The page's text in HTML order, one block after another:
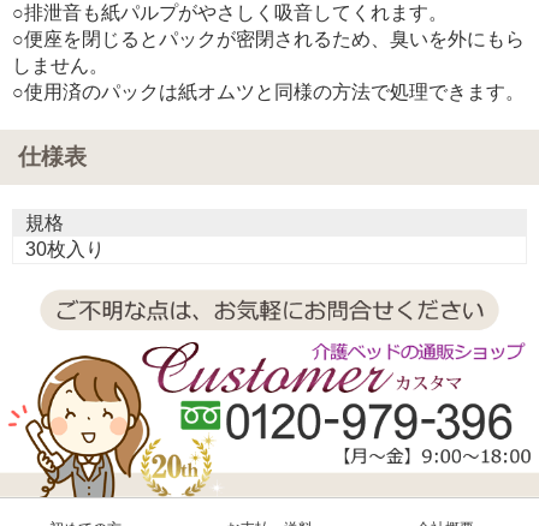
○排泄音も紙パルプがやさしく吸音してくれます。
○便座を閉じるとパックが密閉されるため、臭いを外にもら
しません。
○使用済のパックは紙オムツと同様の方法で処理できます。
仕様表
規格
30枚入り